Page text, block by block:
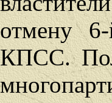
отмену
КПСС.